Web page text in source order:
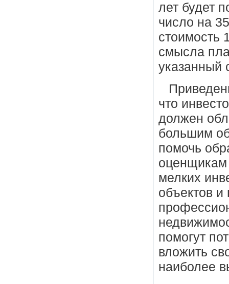
лет будет
число на
стоимость
смысла
указанный
что
должен
большим
помочь
мелких
объектов
помогут
вложить
наиболее